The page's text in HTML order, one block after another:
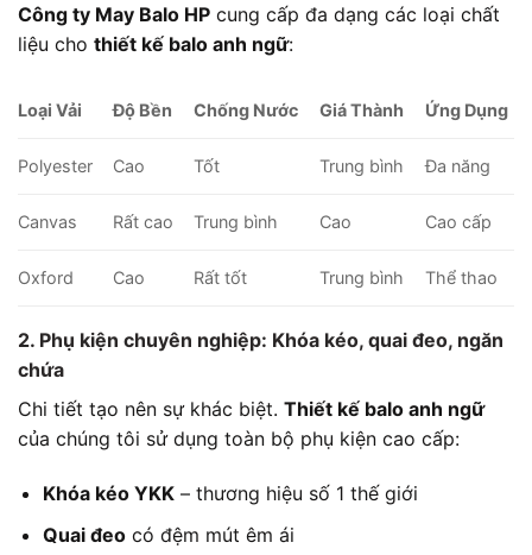
Công ty May Balo HP cung cấp đa dạng các loại chất
liệu cho thiết kế balo anh ngữ:
Loại Vải Độ Bền Chống Nước Giá Thành Ứng Dụng
Polyester Cao Tốt Trung bình Đa năng
Canvas Rất cao Trung bình Cao Cao cấp
Oxford Cao Rất tốt Trung bình Thể thao
2. Phụ kiện chuyên nghiệp: Khóa kéo, quai đeo, ngăn
chứa
Chi tiết tạo nên sự khác biệt. Thiết kế balo anh ngữ
của chúng tôi sử dụng toàn bộ phụ kiện cao cấp:
Khóa kéo YKK– thương hiệu số 1 thế giới
Quai đeocó đệm mút êm ái